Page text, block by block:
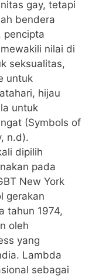
gay, tetapi
bendera
pencipta
nilai di
seksualitas,
untuk
hijau
untuk
(Symbols of
n.d).
dipilih
pada
New York
gerakan
tahun 1974,
oleh
yang
Lambda
sebagai